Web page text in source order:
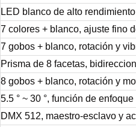
LED blanco de alto
7 colores + blanco, ajuste fino
7 gobos + blanco, rotación y
Prisma de 8 facetas,
8 gobos + blanco, rotación y
5.5 ° ~ 30 °, función de enfoque
DMX 512, maestro-esclavo y